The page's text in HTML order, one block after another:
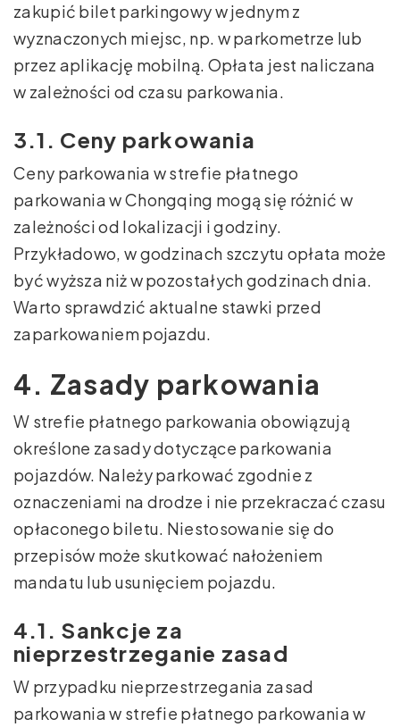
zakupić bilet parkingowy w jednym z
wyznaczonych miejsc, np. w parkometrze lub
przez aplikację mobilną. Opłata jest naliczana
w zależności od czasu parkowania.
3.1. Ceny parkowania
Ceny parkowania w strefie płatnego
parkowania w Chongqing mogą się różnić w
zależności od lokalizacji i godziny.
Przykładowo, w godzinach szczytu opłata może
być wyższa niż w pozostałych godzinach dnia.
Warto sprawdzić aktualne stawki przed
zaparkowaniem pojazdu.
4. Zasady parkowania
W strefie płatnego parkowania obowiązują
określone zasady dotyczące parkowania
pojazdów. Należy parkować zgodnie z
oznaczeniami na drodze i nie przekraczać czasu
opłaconego biletu. Niestosowanie się do
przepisów może skutkować nałożeniem
mandatu lub usunięciem pojazdu.
4.1. Sankcje za
nieprzestrzeganie zasad
W przypadku nieprzestrzegania zasad
parkowania w strefie płatnego parkowania w